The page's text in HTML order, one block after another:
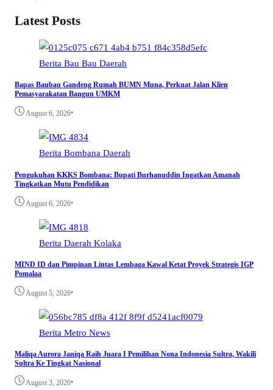
Latest Posts
Berita Bau Bau Daerah
Bapas Baubau Gandeng Rumah BUMN Muna, Perkuat Jalan Klien
Pemasyarakatan Bangun UMKM
August 6, 2026•
Berita Bombana Daerah
Pengukuhan KKKS Bombana: Bupati Burhanuddin Ingatkan Amanah
Tingkatkan Mutu Pendidikan
August 6, 2026•
Berita Daerah Kolaka
MIND ID dan Pimpinan Lintas Lembaga Kawal Ketat Proyek Strategis IGP
Pomalaa
August 5, 2026•
Berita Metro News
Maliqa Aurora Janiqa Raih Juara I Pemilihan Nona Indonesia Sultra, Wakili
Sultra Ke Tingkat Nasional
August 3, 2026•